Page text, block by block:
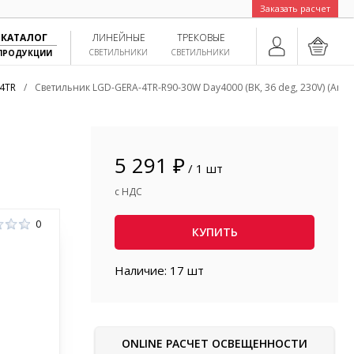
Заказать расчет
ТРЕКОВЫЕ
СВЕТИЛЬНИКИ
ЛИНЕЙНЫЕ
СВЕТИЛЬНИКИ
КАТАЛОГ
/ Светильник LGD-GERA-4TR-R90-30W Day4000 (BK, 36 deg, 230V)
0
5 291 ₽ / 1 шт
с НДС
КУПИТЬ
Наличие: 17 шт
ONLINE РАСЧЕТ ОСВЕЩЕННОСТИ